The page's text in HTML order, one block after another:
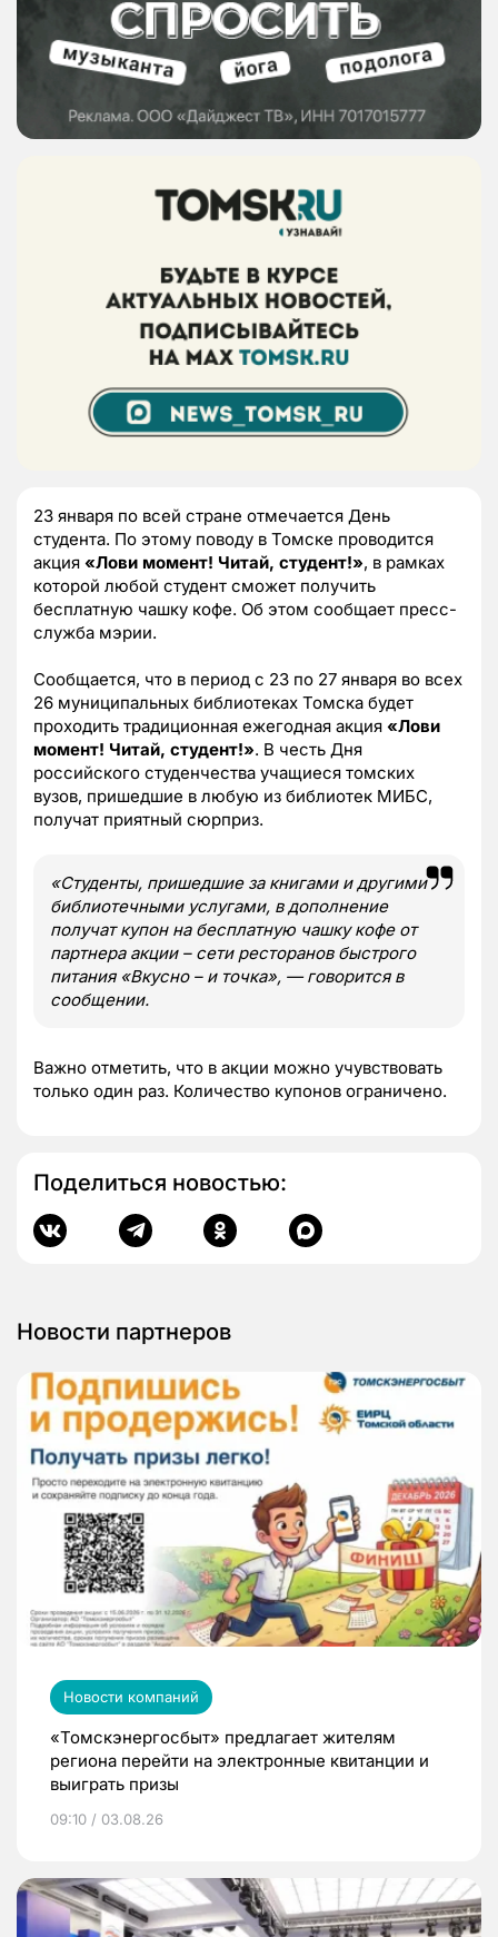
23 января по всей стране отмечается День
студента. По этому поводу в Томске проводится
акция «Лови момент! Читай, студент!», в рамках
которой любой студент сможет получить
бесплатную чашку кофе. Об этом сообщает пресс-
служба мэрии.
Сообщается, что в период с 23 по 27 января во всех
26 муниципальных библиотеках Томска будет
проходить традиционная ежегодная акция «Лови
момент! Читай, студент!». В честь Дня
российского студенчества учащиеся томских
вузов, пришедшие в любую из библиотек МИБС,
получат приятный сюрприз.
«Студенты, пришедшие за книгами и другими
библиотечными услугами, в дополнение
получат купон на бесплатную чашку кофе от
партнера акции – сети ресторанов быстрого
питания «Вкусно – и точка», — говорится в
сообщении.
Важно отметить, что в акции можно учувствовать
только один раз. Количество купонов ограничено.
Поделиться новостью:
Новости партнеров
Новости компаний
«Томскэнергосбыт» предлагает жителям
региона перейти на электронные квитанции и
выиграть призы
09:10 / 03.08.26